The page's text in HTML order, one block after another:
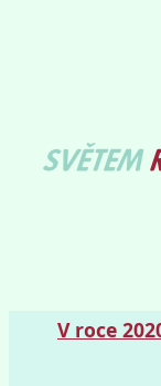
V roce